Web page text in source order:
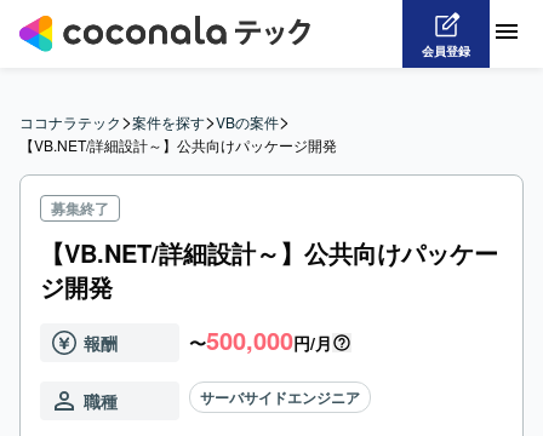
会員登録
ココナラテック>案件を探す>VBの案件>
【VB.NET/詳細設計～】公共向けパッケージ開発
募集終了
【VB.NET/詳細設計～】公共向けパッケー
ジ開発
報酬 〜500,000円/月
職種 サーバサイドエンジニア